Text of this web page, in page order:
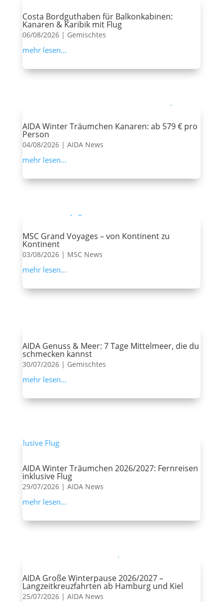
Costa Bordguthaben für Balkonkabinen:
Kanaren & Karibik mit Flug
06/08/2026| Gemischtes
mehr lesen...
AIDA Winter Träumchen Kanaren: ab 579 € pro
Person
04/08/2026| AIDA News
mehr lesen...
MSC Grand Voyages – von Kontinent zu
Kontinent
03/08/2026| MSC News
mehr lesen...
AIDA Genuss & Meer: 7 Tage Mittelmeer, die du
schmecken kannst
30/07/2026| Gemischtes
mehr lesen...
AIDA Winter Träumchen 2026/2027: Fernreisen
inklusive Flug
29/07/2026| AIDA News
mehr lesen...
AIDA Große Winterpause 2026/2027 –
Langzeitkreuzfahrten ab Hamburg und Kiel
25/07/2026| AIDA News